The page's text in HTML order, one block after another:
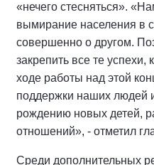
«нечего стесняться».
вымирание населения в
совершенно о другом.
закрепить все те
ходе работы над этой
поддержки наших людей
рождению новых детей,
отношений», - отметил
Среди дополнительных